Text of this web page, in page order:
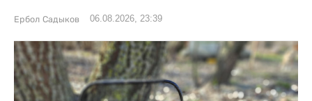
Ербол Садыков 06.08.2026, 23:39